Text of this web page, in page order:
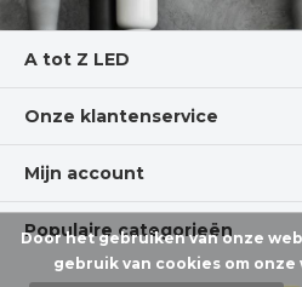
A tot Z LED
Onze klantenservice
Mijn account
Populaire categorieën
Door het gebruiken van onze
gebruik van cookies om